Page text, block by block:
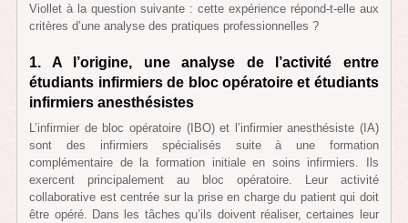
Viollet à la question suivante : cette expérience répond-t-elle aux
critères d’une analyse des pratiques professionnelles ?
1. A l’origine, une analyse de l’activité entre
étudiants infirmiers de bloc opératoire et étudiants
infirmiers anesthésistes
L’infirmier de bloc opératoire (IBO) et l’infirmier anesthésiste (IA)
sont des infirmiers spécialisés suite à une formation
complémentaire de la formation initiale en soins infirmiers. Ils
exercent principalement au bloc opératoire. Leur activité
collaborative est centrée sur la prise en charge du patient qui doit
être opéré. Dans les tâches qu’ils doivent réaliser, certaines leur